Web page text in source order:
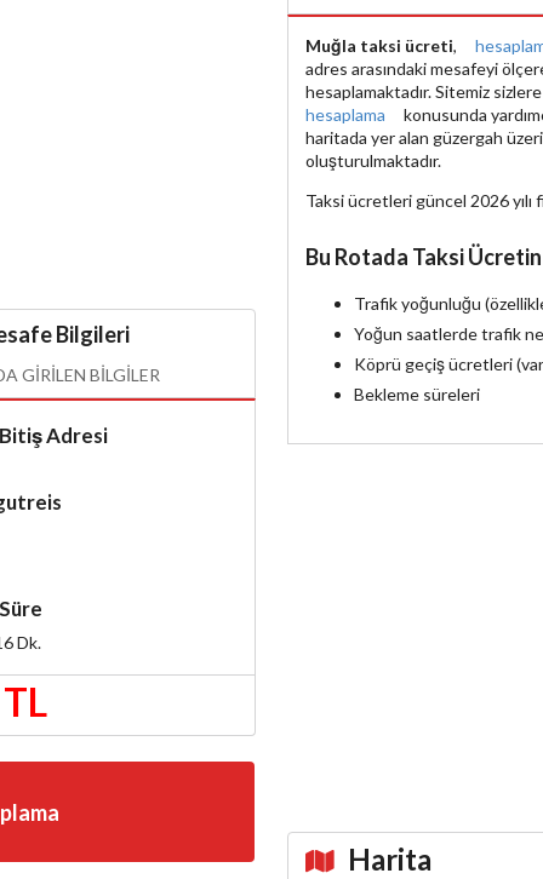
Bilgileri
GIRILEN BILGILER
Bitiş Adresi
Süre
Dk.
Muğla taksi ücreti,
adres arasındaki mesafeyi
hesaplamaktadır. Sitemiz
hesaplama
konusunda
haritada yer alan güzergah
oluşturulmaktadır.
Taksi ücretleri güncel 2026 yılı
Bu Rotada Taksi
Trafik yoğunluğu
Yoğun saatlerde trafik
Köprü geçiş ücretleri
Bekleme süreleri
Harita